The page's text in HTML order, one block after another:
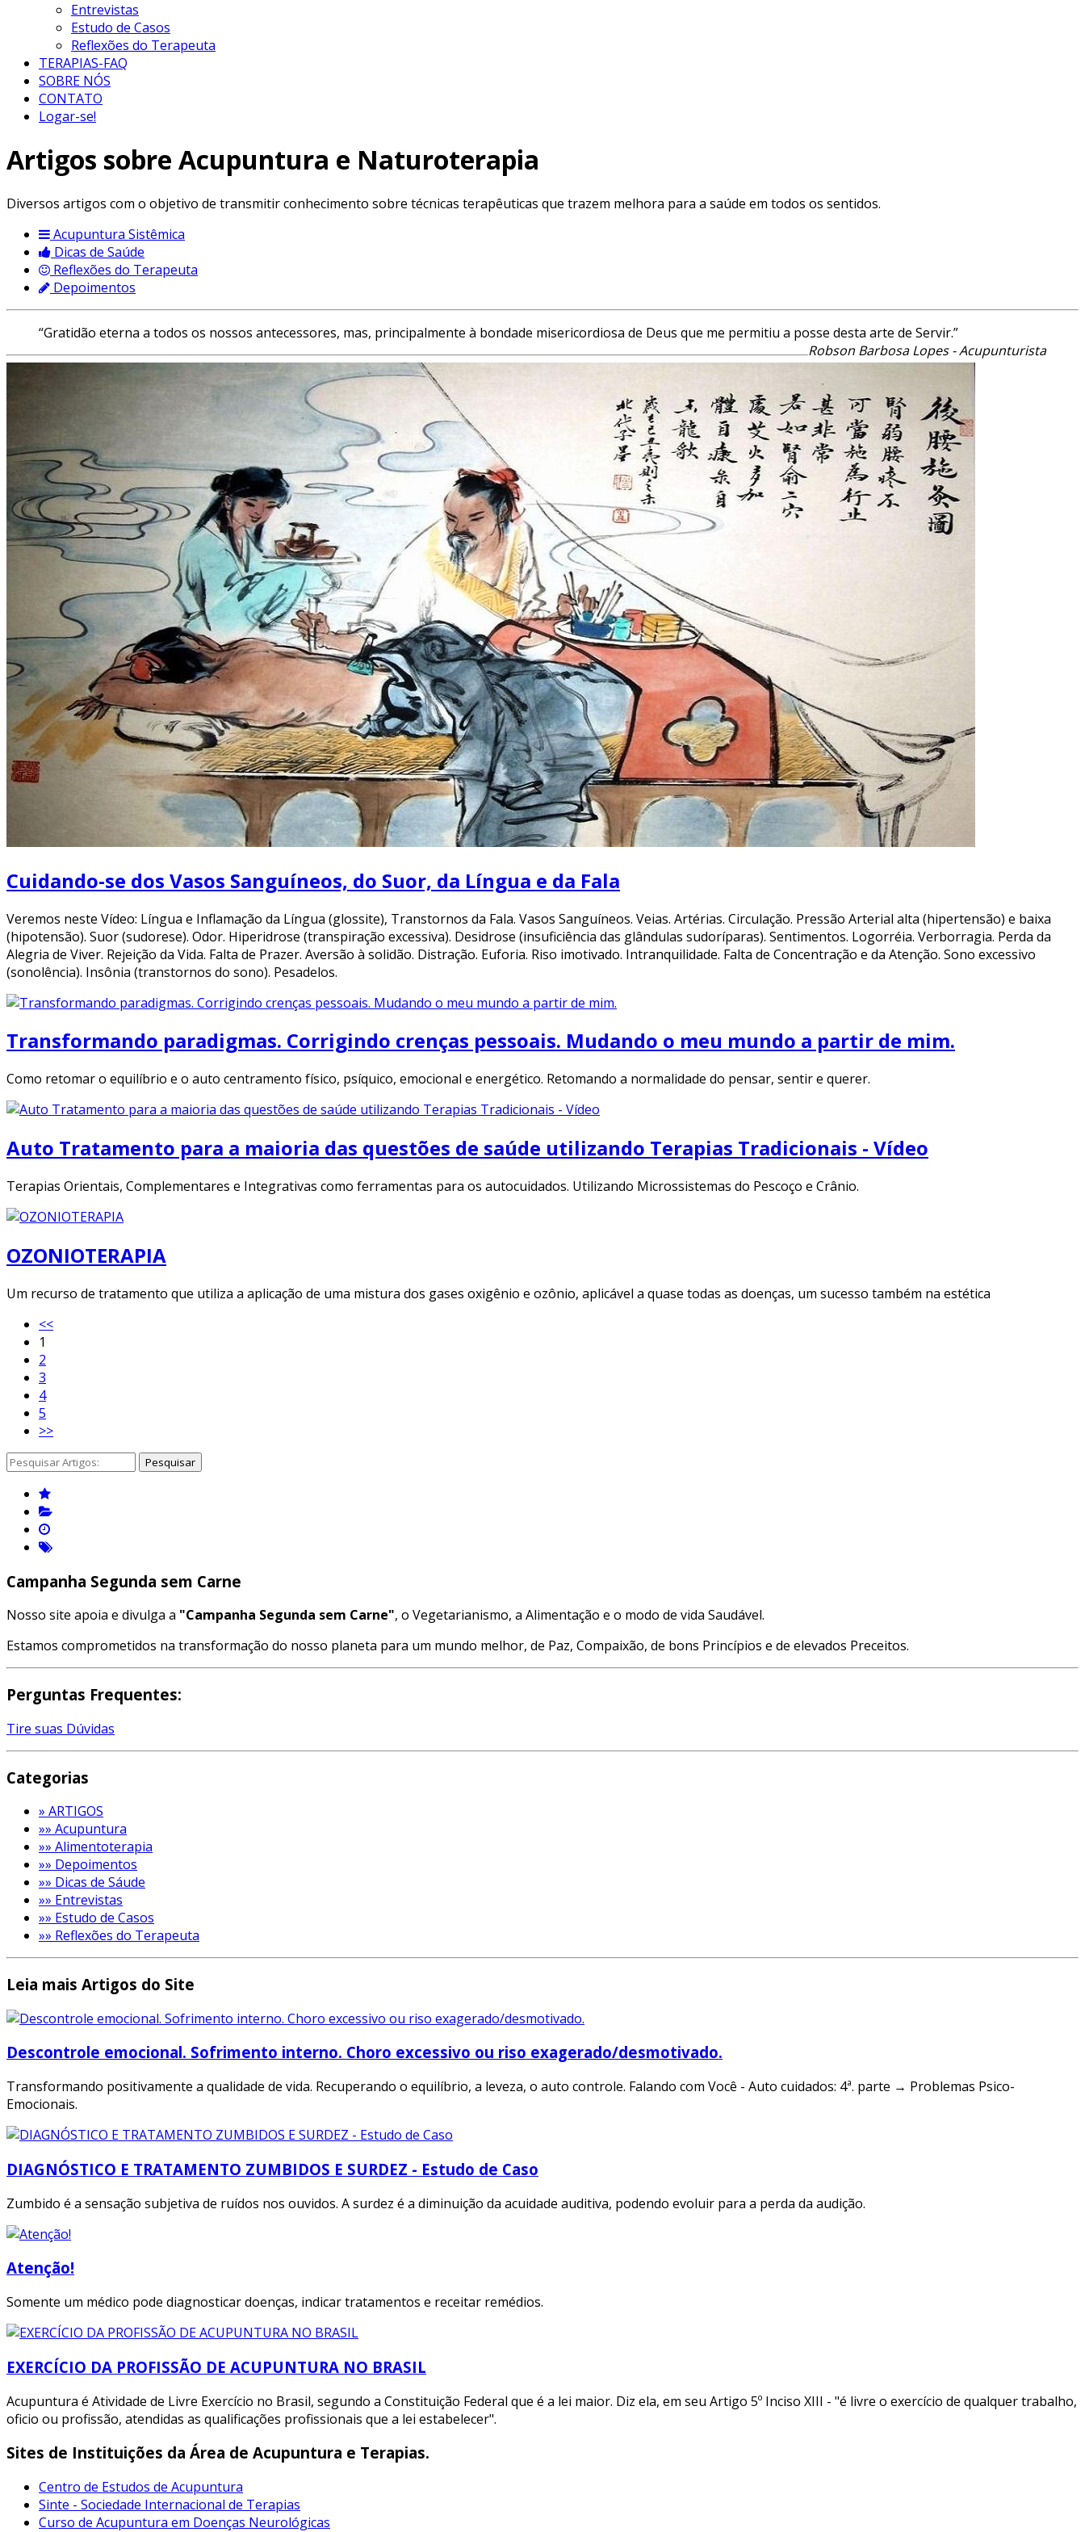
Entrevistas
Estudo de Casos
Reflexões do Terapeuta
TERAPIAS-FAQ
SOBRE NÓS
CONTATO
Logar-se!
Artigos sobre Acupuntura e Naturoterapia
Diversos artigos com o objetivo de transmitir conhecimento sobre técnicas terapêuticas que trazem melhora para a saúde em todos os sentidos.
Acupuntura Sistêmica
Dicas de Saúde
Reflexões do Terapeuta
Depoimentos
“Gratidão eterna a todos os nossos antecessores, mas, principalmente à bondade misericordiosa de Deus que me permitiu a posse desta arte de Servir.”
Robson Barbosa Lopes - Acupunturista
Cuidando-se dos Vasos Sanguíneos, do Suor, da Língua e da Fala
Veremos neste Vídeo: Língua e Inflamação da Língua (glossite), Transtornos da Fala. Vasos Sanguíneos. Veias. Artérias. Circulação. Pressão Arterial alta (hipertensão) e baixa
(hipotensão). Suor (sudorese). Odor. Hiperidrose (transpiração excessiva). Desidrose (insuficiência das glândulas sudoríparas). Sentimentos. Logorréia. Verborragia. Perda da
Alegria de Viver. Rejeição da Vida. Falta de Prazer. Aversão à solidão. Distração. Euforia. Riso imotivado. Intranquilidade. Falta de Concentração e da Atenção. Sono excessivo
(sonolência). Insônia (transtornos do sono). Pesadelos.
Transformando paradigmas. Corrigindo crenças pessoais. Mudando o meu mundo a partir de mim.
Como retomar o equilíbrio e o auto centramento físico, psíquico, emocional e energético. Retomando a normalidade do pensar, sentir e querer.
Auto Tratamento para a maioria das questões de saúde utilizando Terapias Tradicionais - Vídeo
Terapias Orientais, Complementares e Integrativas como ferramentas para os autocuidados. Utilizando Microssistemas do Pescoço e Crânio.
OZONIOTERAPIA
Um recurso de tratamento que utiliza a aplicação de uma mistura dos gases oxigênio e ozônio, aplicável a quase todas as doenças, um sucesso também na estética
<<
1
2
3
4
5
>>
Pesquisar
Campanha Segunda sem Carne
Nosso site apoia e divulga a "Campanha Segunda sem Carne", o Vegetarianismo, a Alimentação e o modo de vida Saudável.
Estamos comprometidos na transformação do nosso planeta para um mundo melhor, de Paz, Compaixão, de bons Princípios e de elevados Preceitos.
Perguntas Frequentes:
Tire suas Dúvidas
Categorias
» ARTIGOS
»» Acupuntura
»» Alimentoterapia
»» Depoimentos
»» Dicas de Sáude
»» Entrevistas
»» Estudo de Casos
»» Reflexões do Terapeuta
Leia mais Artigos do Site
Descontrole emocional. Sofrimento interno. Choro excessivo ou riso exagerado/desmotivado.
Transformando positivamente a qualidade de vida. Recuperando o equilíbrio, a leveza, o auto controle. Falando com Você - Auto cuidados: 4ª. parte → Problemas Psico-
Emocionais.
DIAGNÓSTICO E TRATAMENTO ZUMBIDOS E SURDEZ - Estudo de Caso
Zumbido é a sensação subjetiva de ruídos nos ouvidos. A surdez é a diminuição da acuidade auditiva, podendo evoluir para a perda da audição.
Atenção!
Somente um médico pode diagnosticar doenças, indicar tratamentos e receitar remédios.
EXERCÍCIO DA PROFISSÃO DE ACUPUNTURA NO BRASIL
Acupuntura é Atividade de Livre Exercício no Brasil, segundo a Constituição Federal que é a lei maior. Diz ela, em seu Artigo 5º Inciso XIII - "é livre o exercício de qualquer trabalho,
oficio ou profissão, atendidas as qualificações profissionais que a lei estabelecer".
Sites de Instituições da Área de Acupuntura e Terapias.
Centro de Estudos de Acupuntura
Sinte - Sociedade Internacional de Terapias
Curso de Acupuntura em Doenças Neurológicas